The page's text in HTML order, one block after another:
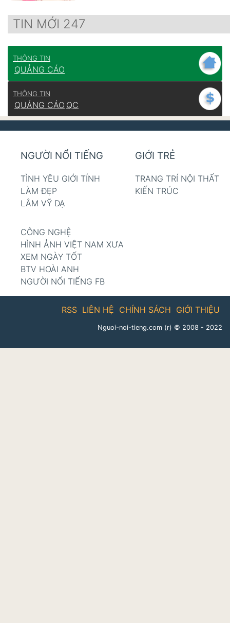
TIN MỚI 247
THÔNG TIN
QUẢNG CÁO
THÔNG TIN
QUẢNG CÁO QC
NGƯỜI NỔI TIẾNG
TÌNH YÊU GIỚI TÍNH
LÀM ĐẸP
LÂM VỸ DẠ
GIỚI TRẺ
TRANG TRÍ NỘI THẤT
KIẾN TRÚC
CÔNG NGHỆ
HÌNH ẢNH VIỆT NAM XƯA
XEM NGÀY TỐT
BTV HOÀI ANH
NGƯỜI NỔI TIẾNG FB
GIỚI THIỆU
CHÍNH SÁCH
LIÊN HỆ
RSS
Nguoi-noi-tieng.com (r) © 2008 - 2022